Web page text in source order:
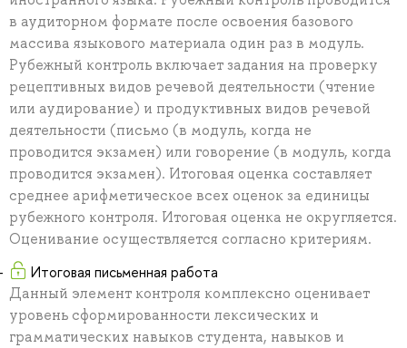
в аудиторном формате после освоения базового
массива языкового материала один раз в модуль.
Рубежный контроль включает задания на проверку
рецептивных видов речевой деятельности (чтение
или аудирование) и продуктивных видов речевой
деятельности (письмо (в модуль, когда не
проводится экзамен) или говорение (в модуль, когда
проводится экзамен). Итоговая оценка составляет
среднее арифметическое всех оценок за единицы
рубежного контроля. Итоговая оценка не округляется.
Оценивание осуществляется согласно критериям.
Итоговая письменная работа
Данный элемент контроля комплексно оценивает
уровень сформированности лексических и
грамматических навыков студента, навыков и